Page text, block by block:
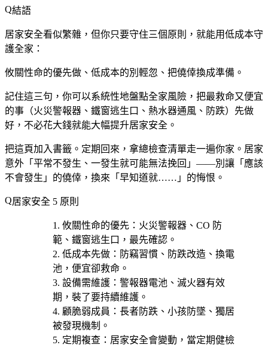
結語
居家安全看似繁雜，但你只要守住三個原則，就能用低成本守
護全家：
攸關性命的優先做、低成本的別輕忽、把僥倖換成準備。
記住這三句，你可以系統性地盤點全家風險，把最救命又便宜
的事（火災警報器、鐵窗逃生口、熱水器通風、防跌）先做
好，不必花大錢就能大幅提升居家安全。
把這頁加入書籤。定期回來，拿總檢查清單走一遍你家。居家
意外「平常不發生、一發生就可能無法挽回」——別讓「應該
不會發生」的僥倖，換來「早知道就……」的悔恨。
居家安全 5 原則
攸關性命的優先 ：火災警報器、CO 防
範、鐵窗逃生口，最先確認。
低成本先做 ：防竊習慣、防跌改造、換電
池，便宜卻救命。
設備需維護 ：警報器電池、滅火器有效
期，裝了要持續維護。
顧脆弱成員 ：長者防跌、小孩防墜、獨居
被發現機制。
定期複查 ：居家安全會變動，當定期健檢